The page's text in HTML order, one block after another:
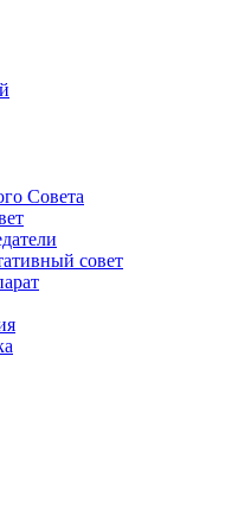
Совета
совет